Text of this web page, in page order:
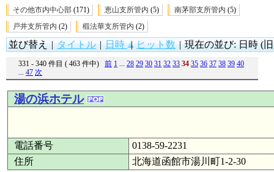
その他市内中心部 (171) 恵山支所管内 (5) 南茅部支所管内 (5)
戸井支所管内 (2) 椴法華支所管内 (2)
並び替え | タイトル | 日時 | ヒット数 | 現在の並び: 日時 (
331 - 340 件目 ( 463 件中) 前 1 ... 28 29 30 31 32 33 34 35 36 37 38 39 40
... 47 次
湯の浜ホテル
電話番号
0138-59-2231
住所
北海道函館市湯川町1-2-30